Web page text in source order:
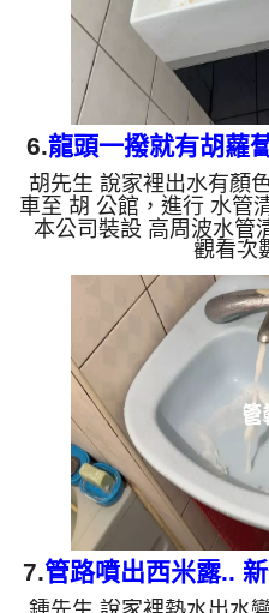
6.龍頭一撥就有胡蘿
洗
胡先生 說家裡出水有顏
車至 胡 公館，進行 水管
本公司裝設 高周波水管
管，等了約15分，開啟
式，一洗水管就流出鐵鏽
兩個多小時後，出水變
自來水，如水管老化，會
來的水就會是咖啡色，地
結成黑色管垢，洗出來的
出綠色的水，是因為裡
綠，如是藍
觀看次
7.管路噴出西米露..